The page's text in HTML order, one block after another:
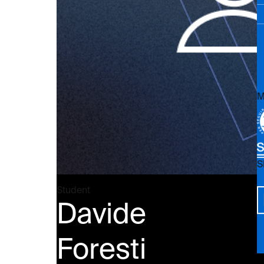
Student
Davide
Foresti